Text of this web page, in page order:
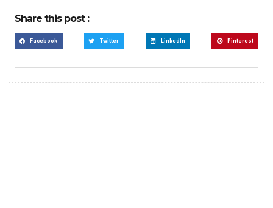
Share this post :
Facebook Twitter LinkedIn Pinterest